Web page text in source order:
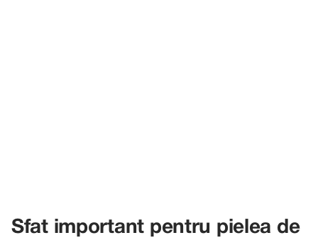
Sfat important pentru pielea de